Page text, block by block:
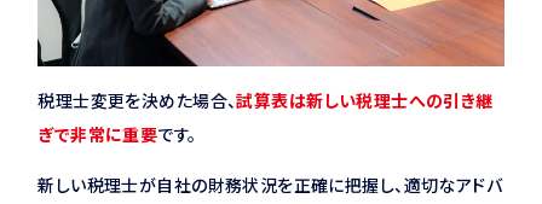
税理士変更を決めた場合、試算表は新しい税理士への引き継
ぎで非常に重要です。
新しい税理士が自社の財務状況を正確に把握し、適切なアドバ